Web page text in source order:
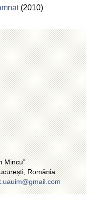
(2010)
Mincu”
România